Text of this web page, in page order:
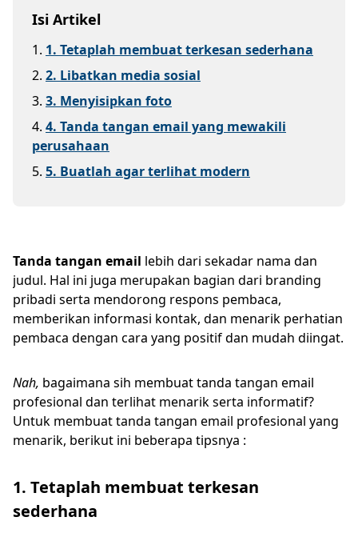
Isi Artikel
1. 1. Tetaplah membuat terkesan sederhana
2. 2. Libatkan media sosial
3. 3. Menyisipkan foto
4. 4. Tanda tangan email yang mewakili
perusahaan
5. 5. Buatlah agar terlihat modern
Tanda tangan email lebih dari sekadar nama dan
judul. Hal ini juga merupakan bagian dari branding
pribadi serta mendorong respons pembaca,
memberikan informasi kontak, dan menarik perhatian
pembaca dengan cara yang positif dan mudah diingat.
Nah, bagaimana sih membuat tanda tangan email
profesional dan terlihat menarik serta informatif?
Untuk membuat tanda tangan email profesional yang
menarik, berikut ini beberapa tipsnya :
1. Tetaplah membuat terkesan
sederhana